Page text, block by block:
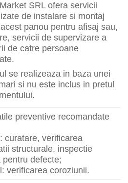
SRL ofera servicii
de instalare si montaj
panou pentru afisaj sau,
servicii de supervizare a
de catre persoane
se realizeaza in baza unei
si nu este inclus in pretul
preventive recomandate
curatare, verificarea
structurale, inspectie
pentru defecte;
verificarea coroziunii.